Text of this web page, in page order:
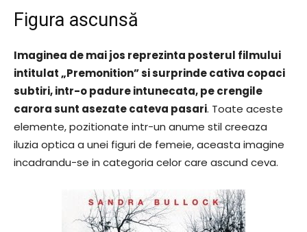
Figura ascunsă
Imaginea de mai jos reprezinta posterul filmului
intitulat „Premonition” si surprinde cativa copaci
subtiri, intr-o padure intunecata, pe crengile
carora sunt asezate cateva pasari. Toate aceste
elemente, pozitionate intr-un anume stil creeaza
iluzia optica a unei figuri de femeie, aceasta imagine
incadrandu-se in categoria celor care ascund ceva.